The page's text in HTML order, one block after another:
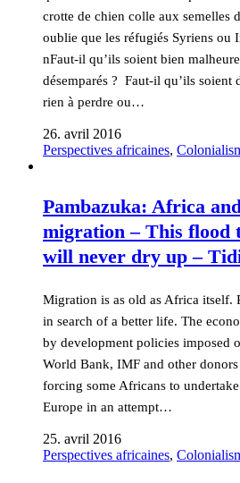
crotte de chien colle aux semelles
oublie que les réfugiés Syriens ou
nFaut-il qu’ils soient bien
désemparés ? Faut-il qu’ils soient
rien à perdre ou…
26. avril 2016
Perspectives africaines,
Pambazuka: Africa
migration – This flood
will never dry up –
Migration is as old as Africa itself.
in search of a better life. The
by development policies imposed
World Bank, IMF and other
forcing some Africans to
Europe in an attempt…
25. avril 2016
Perspectives africaines,